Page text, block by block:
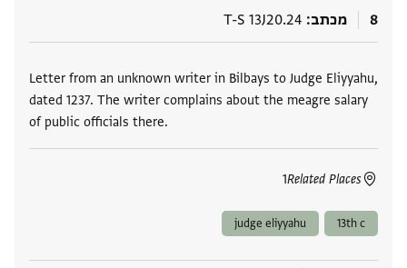
8 מכתב T-S 13J20.24
Letter from an unknown writer in Bilbays to Judge Eliyyahu,
dated 1237. The writer complains about the meagre salary
of public officials there.
Related Places
1
13th c
judge eliyyahu